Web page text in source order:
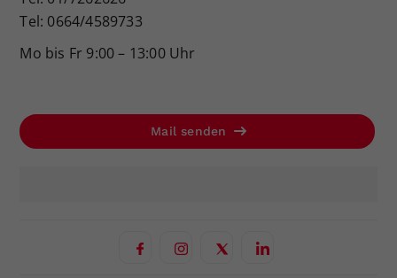
Tel: 0664/4589733
Mo bis Fr 9:00 – 13:00 Uhr
Mail senden